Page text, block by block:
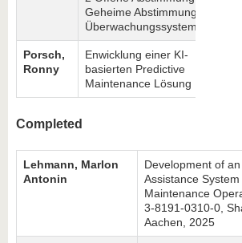
Geheime Abstimmung.
Überwachungssysteme
Porsch,
Ronny
Enwicklung einer KI-
basierten Predictive
Maintenance Lösung
Completed
Lehmann, Marlon
Antonin
Development of
Assistance
Maintenance
3-8191-0310-0,
Aachen, 2025